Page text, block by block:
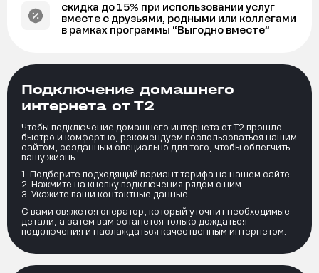
Подключение домашнего
интернета от Т2
Чтобы подключение домашнего интернета от Т2 прошло
быстро и комфортно, рекомендуем воспользоваться нашим
сайтом, созданным специально для того, чтобы облегчить
вашу жизнь.
Подберите подходящий вариант тарифа на нашем сайте.
Нажмите на кнопку подключения рядом с ним.
Укажите ваши контактные данные.
С вами свяжется оператор, который уточнит необходимые
детали, а затем вам останется только дождаться
подключения и наслаждаться качественным интернетом.
скидка до 15% при использовании услуг
вместе с друзьями, родными или коллегами
в рамках программы “Выгодно вместе”